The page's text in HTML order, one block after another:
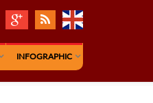
INFOGRAPHIC